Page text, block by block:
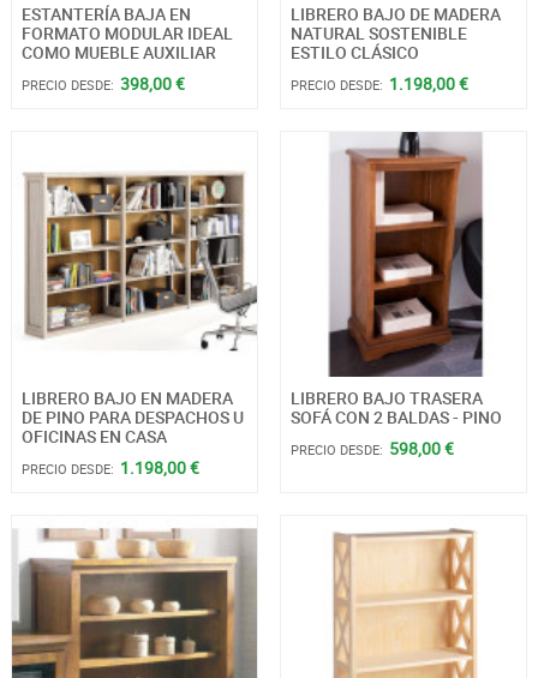
ESTANTERÍA BAJA EN
FORMATO MODULAR IDEAL
COMO MUEBLE AUXILIAR
PRECIO DESDE: 398,00 €
LIBRERO BAJO DE MADERA
NATURAL SOSTENIBLE
ESTILO CLÁSICO
PRECIO DESDE: 1.198,00 €
LIBRERO BAJO EN MADERA
DE PINO PARA DESPACHOS U
OFICINAS EN CASA
PRECIO DESDE: 1.198,00 €
LIBRERO BAJO TRASERA
SOFÁ CON 2 BALDAS - PINO
PRECIO DESDE: 598,00 €